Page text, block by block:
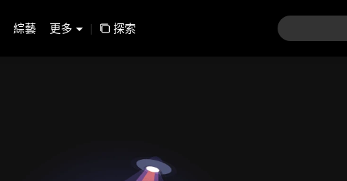
綜藝 更多 | 探索